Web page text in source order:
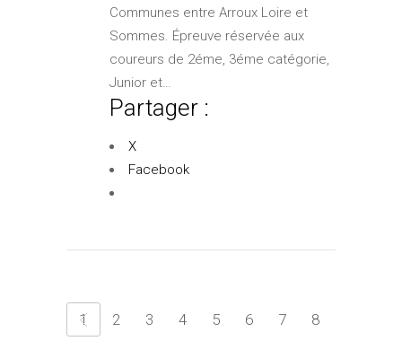
Communes entre Arroux Loire et
Sommes. Épreuve réservée aux
coureurs de 2éme, 3éme catégorie,
Junior et…
Partager :
X
Facebook
1 2 3 4 5 6 7
8